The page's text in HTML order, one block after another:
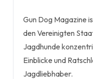
Gun Dog Magazine
den Vereinigten
Jagdhunde
Einblicke und
Jagdliebhaber.